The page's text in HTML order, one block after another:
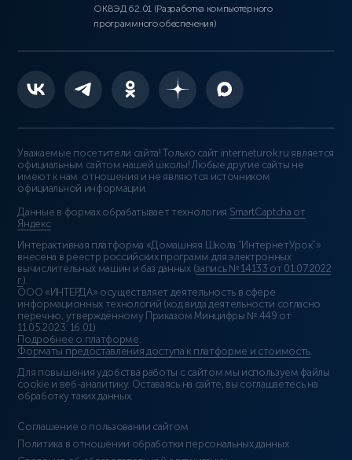
ОКВЭД 62.01 (Разработка компьютерного
программного обеспечения)
Уважаемые посетители сайта! Только сайт interneturok.ru является
официальным сайтом нашей школы! Любые другие сайты не
имеют к нам отношения и не являются источником
официальной информации.
Данные в формах обрабатывает технология SmartCaptcha от
Яндекс
Интерактивная платформа «Домашняя Школа “ИнтернетУрок”»
внесена в реестр российских программ для электронных
вычислительных машин и баз данных (запись № 14133 от 01.07.2022
г. ).
ООО «ИНТЕРДА» осуществляет деятельность в сфере
информационных технологий (код вида деятельности согласно
перечню, утверждённому Приказом Минцифры № 449 от
11.05.2023: 16.01)
Подробнее о платформе
Форматы предоставления доступа к платформе и стоимость
Для повышения удобства работы с сайтом мы используем файлы
cookie и веб-аналитику. Оставаясь на сайте, вы соглашаетесь на
обработку таких данных.
Соглашение о пользовании сайтом
Политика в отношении обработки персональных данных